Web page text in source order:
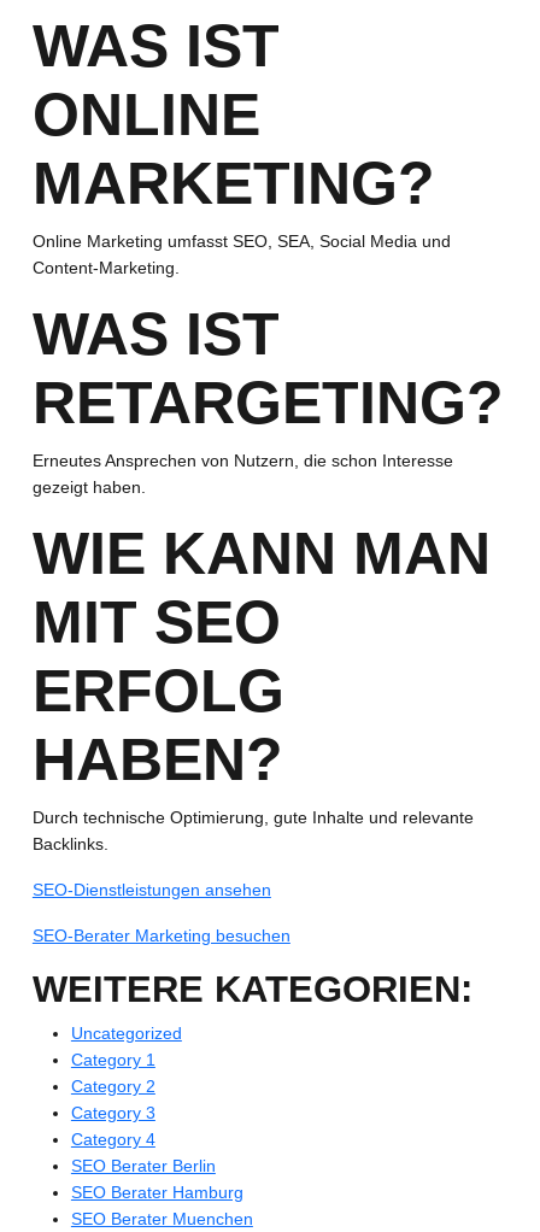
WAS IST
ONLINE
MARKETING?
Online Marketing umfasst SEO, SEA, Social Media und
Content-Marketing.
WAS IST
RETARGETING?
Erneutes Ansprechen von Nutzern, die schon Interesse
gezeigt haben.
WIE KANN MAN
MIT SEO
ERFOLG
HABEN?
Durch technische Optimierung, gute Inhalte und relevante
Backlinks.
SEO-Dienstleistungen ansehen
SEO-Berater Marketing besuchen
WEITERE KATEGORIEN:
Uncategorized
Category 1
Category 2
Category 3
Category 4
SEO Berater Berlin
SEO Berater Hamburg
SEO Berater Muenchen